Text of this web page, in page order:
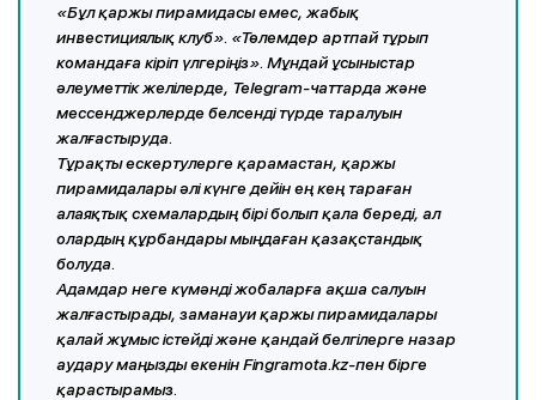
«Бұл қаржы пирамидасы емес, жабық
инвестициялық клуб». «Төлемдер артпай тұрып
командаға кіріп үлгеріңіз». Мұндай ұсыныстар
әлеуметтік желілерде, Telegram-чаттарда және
мессенджерлерде белсенді түрде таралуын
жалғастыруда.
Тұрақты ескертулерге қарамастан, қаржы
пирамидалары әлі күнге дейін ең кең тараған
алаяқтық схемалардың бірі болып қала береді, ал
олардың құрбандары мыңдаған қазақстандық
болуда.
Адамдар неге күмәнді жобаларға ақша салуын
жалғастырады, заманауи қаржы пирамидалары
қалай жұмыс істейді және қандай белгілерге назар
аудару маңызды екенін Fingramota.kz-пен бірге
қарастырамыз.